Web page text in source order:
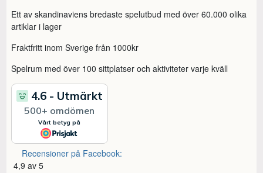
Ett av skandinaviens bredaste spelutbud med över 60.000 olika
artiklar i lager
Fraktfritt inom Sverige från 1000kr
Spelrum med över 100 sittplatser och aktiviteter varje kväll
Recensioner på Facebook:
4,9 av 5